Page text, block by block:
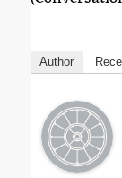
Author